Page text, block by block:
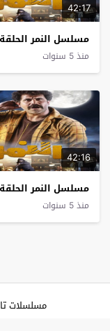
42:17
مسلسل النمر الحلقة 9
منذ 5 سنوات
42:16
مسلسل النمر الحلقة 7
منذ 5 سنوات
مسلسلات